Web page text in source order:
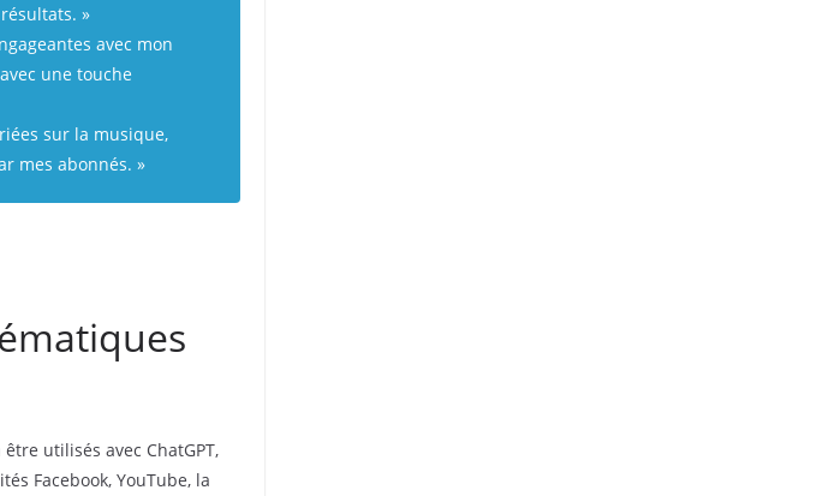
»
avec mon
une touche
sur la musique,
mes abonnés. »
utilisés avec ChatGPT,
Facebook, YouTube, la